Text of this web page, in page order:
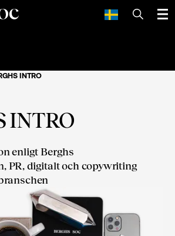
SÖK
INTRO
INTRO
enligt Berghs
PR, digitalt och copywriting